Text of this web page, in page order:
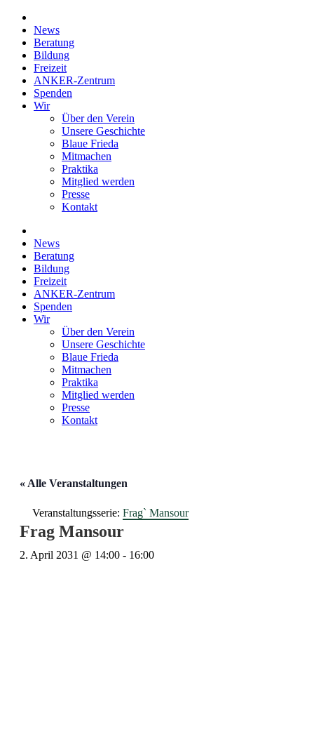
News
Beratung
Bildung
Freizeit
ANKER-Zentrum
Spenden
Wir
Über den Verein
Unsere Geschichte
Blaue Frieda
Mitmachen
Praktika
Mitglied werden
Presse
Kontakt
News
Beratung
Bildung
Freizeit
ANKER-Zentrum
Spenden
Wir
Über den Verein
Unsere Geschichte
Blaue Frieda
Mitmachen
Praktika
Mitglied werden
Presse
Kontakt
« Alle Veranstaltungen
Veranstaltungsserie: Frag` Mansour
Frag Mansour
2. April 2031 @ 14:00 - 16:00